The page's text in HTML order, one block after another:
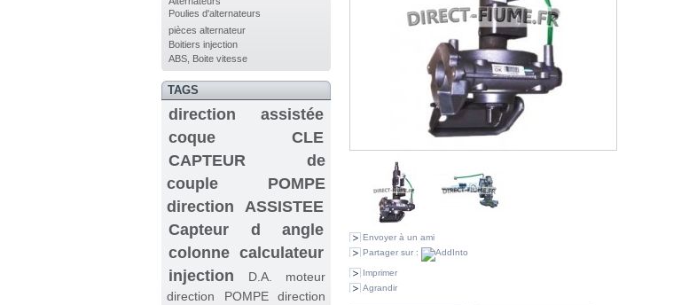
Poulies d'alternateurs
pièces alternateur
Boitiers injection
ABS, Boite vitesse
TAGS
direction assistée
coque CLE
CAPTEUR de
couple
POMPE
direction ASSISTEE
Capteur d angle
colonne calculateur
injection
D.A.
moteur
direction
POMPE direction
Envoyer à un ami
Partager sur :
Imprimer
Agrandir